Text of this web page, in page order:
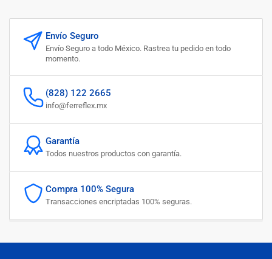
Envío Seguro
Envío Seguro a todo México. Rastrea tu pedido en todo
momento.
(828) 122 2665
info@ferreflex.mx
Garantía
Todos nuestros productos con garantía.
Compra 100% Segura
Transacciones encriptadas 100% seguras.